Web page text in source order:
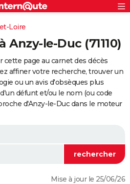
S'inscrire
Connexion
Loire
Anzy-le-Duc (71110)
page au carnet des décès
affiner votre recherche, trouver un
ou un avis d'obsèques plus
défunt et/ou le nom (ou code
d'Anzy-le-Duc dans le moteur
Mise à jour le 25/06/26